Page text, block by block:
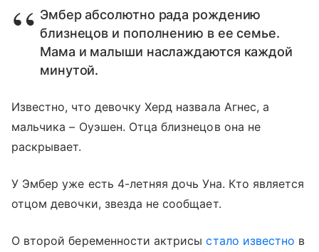
Эмбер абсолютно рада рождению
близнецов и пополнению в ее семье.
Мама и малыши наслаждаются каждой
минутой.
Известно, что девочку Херд назвала Агнес, а
мальчика – Оуэшен. Отца близнецов она не
раскрывает.
У Эмбер уже есть 4-летняя дочь Уна. Кто является
отцом девочки, звезда не сообщает.
О второй беременности актрисыстало известно в